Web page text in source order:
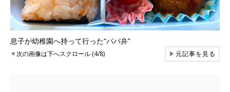
息子が幼稚園へ持って行った“パパ弁”
▼次の画像は下へスクロール (4/8) ▶元記事を見る